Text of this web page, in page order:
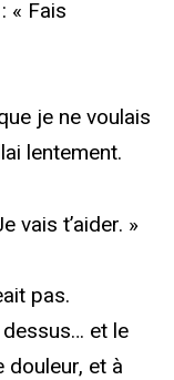
« Fais
je ne voulais
lentement.
vais t’aider. »
pas.
et le
douleur, et à